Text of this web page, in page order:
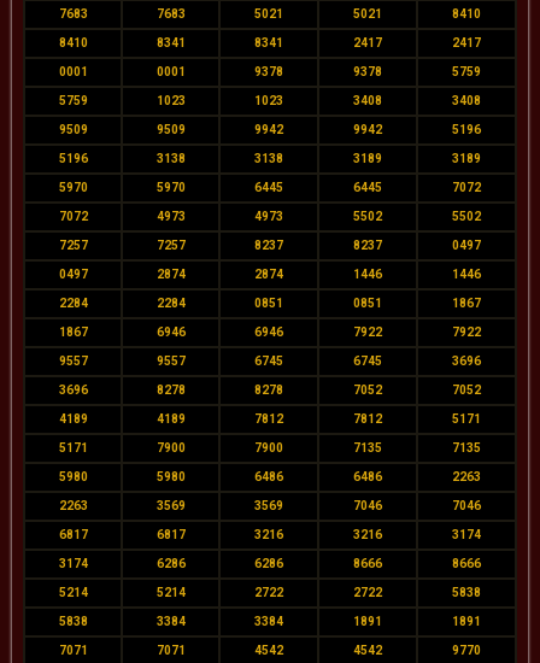
7683 7683 5021 5021 8410
8410 8341 8341 2417 2417
0001 0001 9378 9378 5759
5759 1023 1023 3408 3408
9509 9509 9942 9942 5196
5196 3138 3138 3189 3189
5970 5970 6445 6445 7072
7072 4973 4973 5502 5502
7257 7257 8237 8237 0497
0497 2874 2874 1446 1446
2284 2284 0851 0851 1867
1867 6946 6946 7922 7922
9557 9557 6745 6745 3696
3696 8278 8278 7052 7052
4189 4189 7812 7812 5171
5171 7900 7900 7135 7135
5980 5980 6486 6486 2263
2263 3569 3569 7046 7046
6817 6817 3216 3216 3174
3174 6286 6286 8666 8666
5214 5214 2722 2722 5838
5838 3384 3384 1891 1891
7071 7071 4542 4542 9770